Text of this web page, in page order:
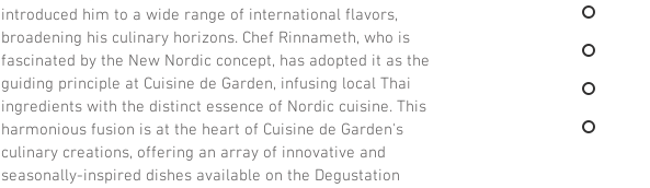
introduced him to a wide range of international flavors,
broadening his culinary horizons. Chef Rinnameth, who is
fascinated by the New Nordic concept, has adopted it as the
guiding principle at Cuisine de Garden, infusing local Thai
ingredients with the distinct essence of Nordic cuisine. This
harmonious fusion is at the heart of Cuisine de Garden's
culinary creations, offering an array of innovative and
seasonally-inspired dishes available on the Degustation